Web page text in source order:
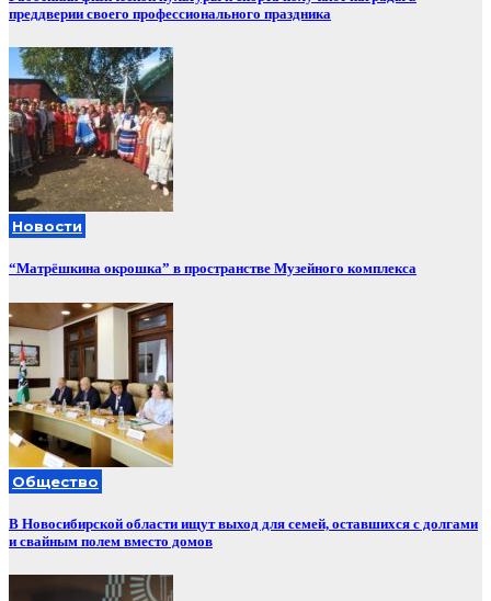
преддверии своего профессионального праздника
Новости
“Матрёшкина окрошка” в пространстве Музейного комплекса
Общество
В Новосибирской области ищут выход для семей, оставшихся с долгами
и свайным полем вместо домов